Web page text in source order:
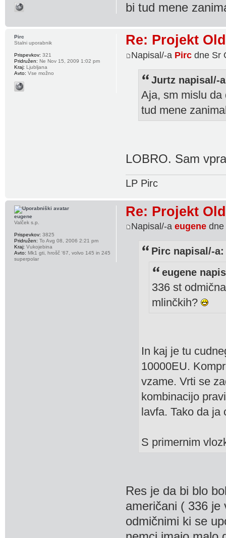
bi tud mene
Re: Projekt
Napisal/-a Pirc dne Sr
Jurtz napisal/-
Aja, sm mislu da
tud mene
LOBRO. Sam
LP Pirc
Pirc
Stalni uporabnik
Prispevkov: 321
Pridružen: Ne Nov 15, 2009 1:02 pm
Kraj: Ljubljana
Avto: Vse možno
Re: Projekt
Napisal/-aeugene dne
Pirc napisal/-a:
eugene
336 st
mlinčkih?
In kaj je tu
10000EU.
vzame. Vrti se
kombinacijo
lavfa. Tako da
S primernim
Res je da bi blo
američani ( 336 je
odmičnimi ki se
eugene
Valček s.p.
Prispevkov: 3825
Pridružen: To Avg 08, 2006 2:21 pm
Kraj: Vukojebina
Avto: Mk1 gti, hrošč '67, volvo 145 in 245
superpolar